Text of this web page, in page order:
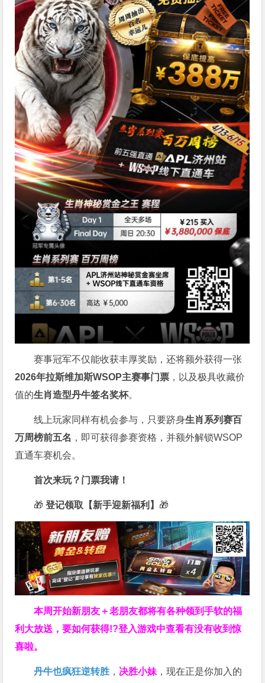
赛事冠军不仅能收获丰厚奖励，还将额外获得一张
2026年拉斯维加斯WSOP主赛事门票 ，以及极具收藏价
值的生肖造型丹牛签名奖杯。
线上玩家同样有机会参与，只要跻身生肖系列赛百
万周榜前五名 ，即可获得参赛资格，并额外解锁WSOP
直通车赛机会。
首次来玩？门票我请！
🎁 登记领取【新手迎新福利】 🎁
本周开始新朋友＋老朋友都将有各种领到手软的福
利大放送，要如何获得!?登入游戏中查看有没有收到惊
喜啦。
丹牛也疯狂逆转胜 ， 决胜小妹 ，现在正是你加入的